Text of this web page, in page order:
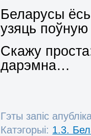
Беларусы
узяць
Скажу
дарэмна…
Гэты запіс
Катэгорыі: 1.3.